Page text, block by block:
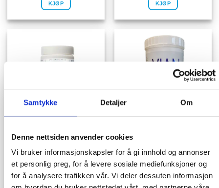
Samtykke Detaljer Om
Denne nettsiden anvender cookies
Vi bruker informasjonskapsler for å gi innhold og annonser
et personlig preg, for å levere sosiale mediefunksjoner og
for å analysere trafikken vår. Vi deler dessuten informasjon
KJØP KJØP
PRODUKTER MED KLOREFFEKT
SpaCare
299.00
KJØP
PRODUKTER MED KLOREFFEKT
239.00 kr
IKKE PÅ LAGER